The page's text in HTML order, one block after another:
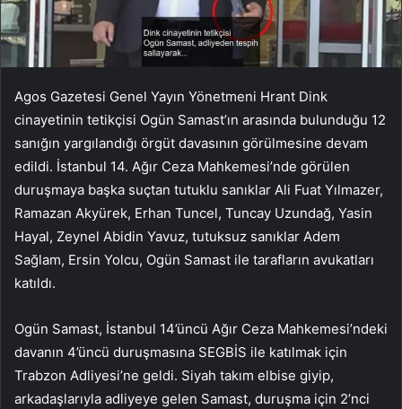
Agos Gazetesi Genel Yayın Yönetmeni Hrant Dink
cinayetinin tetikçisi Ogün Samast’ın arasında bulunduğu 12
sanığın yargılandığı örgüt davasının görülmesine devam
edildi. İstanbul 14. Ağır Ceza Mahkemesi’nde görülen
duruşmaya başka suçtan tutuklu sanıklar Ali Fuat Yılmazer,
Ramazan Akyürek, Erhan Tuncel, Tuncay Uzundağ, Yasin
Hayal, Zeynel Abidin Yavuz, tutuksuz sanıklar Adem
Sağlam, Ersin Yolcu, Ogün Samast ile tarafların avukatları
katıldı.
Ogün Samast, İstanbul 14’üncü Ağır Ceza Mahkemesi’ndeki
davanın 4’üncü duruşmasına SEGBİS ile katılmak için
Trabzon Adliyesi’ne geldi. Siyah takım elbise giyip,
arkadaşlarıyla adliyeye gelen Samast, duruşma için 2’nci